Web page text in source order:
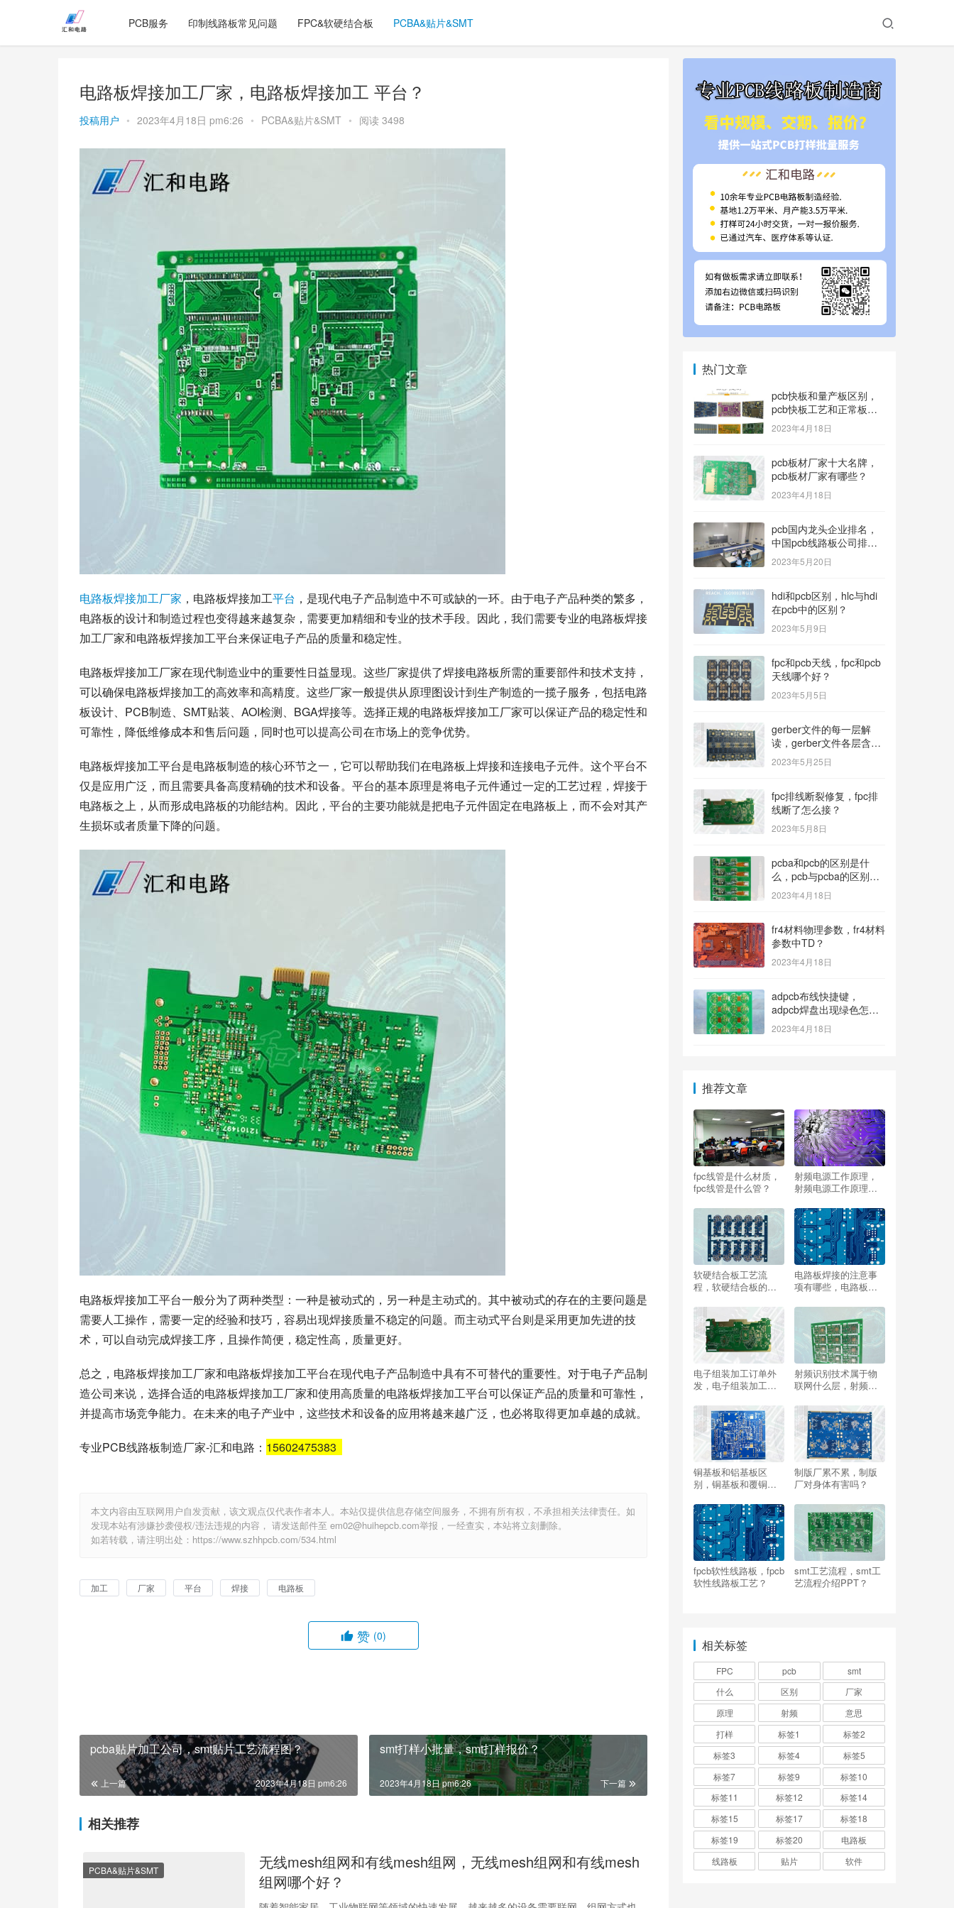
PCB服务 印制线路板常见问题 FPC&软硬结合板 PCBA&贴片&SMT
电路板焊接加工厂家，电路板焊接加工 平台？
投稿用户 • 2023年4月18日 pm6:26 • PCBA&贴片&SMT • 阅读 3498
电路板焊接加工厂家 ，电路板焊接加工平台 ，是现代电子产品制造中不可或缺的一环。由于电子产品种类的繁多，
电路板的设计和制造过程也变得越来越复杂，需要更加精细和专业的技术手段。因此，我们需要专业的电路板焊接
加工厂家和电路板焊接加工平台来保证电子产品的质量和稳定性。
电路板焊接加工厂家在现代制造业中的重要性日益显现。这些厂家提供了焊接电路板所需的重要部件和技术支持，
可以确保电路板焊接加工的高效率和高精度。这些厂家一般提供从原理图设计到生产制造的一揽子服务，包括电路
板设计、PCB制造、SMT贴装、AOI检测、BGA焊接等。选择正规的电路板焊接加工厂家可以保证产品的稳定性和
可靠性，降低维修成本和售后问题，同时也可以提高公司在市场上的竞争优势。
电路板焊接加工平台是电路板制造的核心环节之一，它可以帮助我们在电路板上焊接和连接电子元件。这个平台不
仅是应用广泛，而且需要具备高度精确的技术和设备。平台的基本原理是将电子元件通过一定的工艺过程，焊接于
电路板之上，从而形成电路板的功能结构。因此，平台的主要功能就是把电子元件固定在电路板上，而不会对其产
生损坏或者质量下降的问题。
电路板焊接加工平台一般分为了两种类型：一种是被动式的，另一种是主动式的。其中被动式的存在的主要问题是
需要人工操作，需要一定的经验和技巧，容易出现焊接质量不稳定的问题。而主动式平台则是采用更加先进的技
术，可以自动完成焊接工序，且操作简便，稳定性高，质量更好。
总之，电路板焊接加工厂家和电路板焊接加工平台在现代电子产品制造中具有不可替代的重要性。对于电子产品制
造公司来说，选择合适的电路板焊接加工厂家和使用高质量的电路板焊接加工平台可以保证产品的质量和可靠性，
并提高市场竞争能力。在未来的电子产业中，这些技术和设备的应用将越来越广泛，也必将取得更加卓越的成就。
专业PCB线路板制造厂家-汇和电路： 15602475383
本文内容由互联网用户自发贡献，该文观点仅代表作者本人。本站仅提供信息存储空间服务，不拥有所有权，不承担相关法律责任。如
发现本站有涉嫌抄袭侵权/违法违规的内容， 请发送邮件至 em02@huihepcb.com举报，一经查实，本站将立刻删除。
如若转载，请注明出处：https://www.szhhpcb.com/534.html
加工 厂家 平台 焊接 电路板
赞 (0)
pcba贴片加工公司，smt贴片工艺流程图？
上一篇 2023年4月18日 pm6:26
smt打样小批量，smt打样报价？
下一篇
2023年4月18日 pm6:26
相关推荐
PCBA&贴片&SMT
无线mesh组网和有线mesh组网，无线mesh组网和有线mesh
组网哪个好？
热门文章
pcb快板和量产板区别，
pcb快板工艺和正常板工
艺？
2023年4月18日
pcb板材厂家十大名牌，
pcb板材厂家有哪些？
2023年4月18日
pcb国内龙头企业排名，
中国pcb线路板公司排名
100内的有哪些？
2023年5月20日
hdi和pcb区别，hlc与hdi
在pcb中的区别？
2023年5月9日
fpc和pcb天线，fpc和pcb
天线哪个好？
2023年5月5日
gerber文件的每一层解
读，gerber文件各层含
义？
2023年5月25日
fpc排线断裂修复，fpc排
线断了怎么接？
2023年5月8日
pcba和pcb的区别是什
么，pcb与pcba的区别与
联系？
2023年4月18日
fr4材料物理参数，fr4材料
参数中TD？
2023年4月18日
adpcb布线快捷键，
adpcb焊盘出现绿色怎么
消除？
2023年4月18日
推荐文章
fpc线管是什么材质，
fpc线管是什么管？
射频电源工作原理，
射频电源工作原理
软硬结合板工艺流
程，软硬结合板的制
电路板焊接的注意事
项有哪些，电路板焊
方面？
电子组装加工订单外
发，电子组装加工订
呢？
射频识别技术属于物
联网什么层，射频识
么层次？
铜基板和铝基板区
别，铜基板和覆铜板
制版厂累不累，制版
厂对身体有害吗？
fpcb软性线路板，fpcb
软性线路板工艺？
smt工艺流程，smt工
艺流程介绍PPT？
相关标签
FPC pcb
smt
什么
区别
厂家
原理
射频
意思
打样
标签1
标签2
标签3
标签4
标签5
标签7
标签9
标签10
标签11
标签12
标签14
标签15
标签17
标签18
标签19
标签20
电路板
线路板
贴片 软件